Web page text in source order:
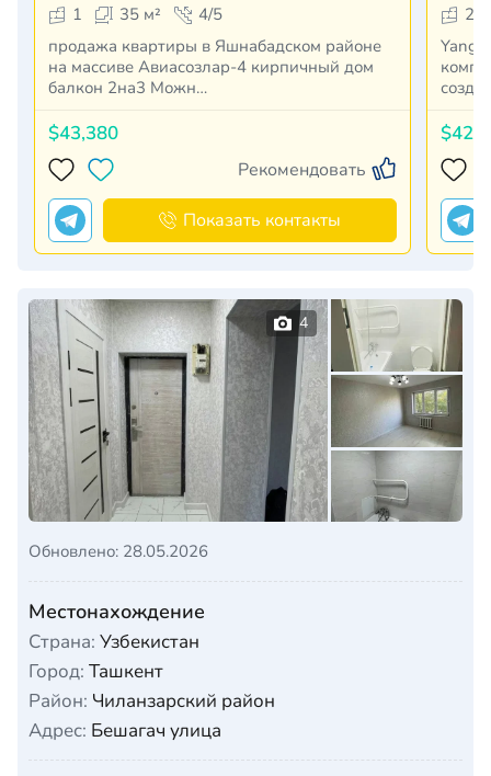
1
35 м²
4/5
продажа квартиры в Яшнабадском районе
на массиве Авиасозлар-4 кирпичный дом
балкон 2на3 Можн…
$43,380
Рекомендовать
Показать контакты
2
Yangi
4
Обновлено: 28.05.2026
Местонахождение
Страна: Узбекистан
Город: Ташкент
Район: Чиланзарский район
Адрес: Бешагач улица